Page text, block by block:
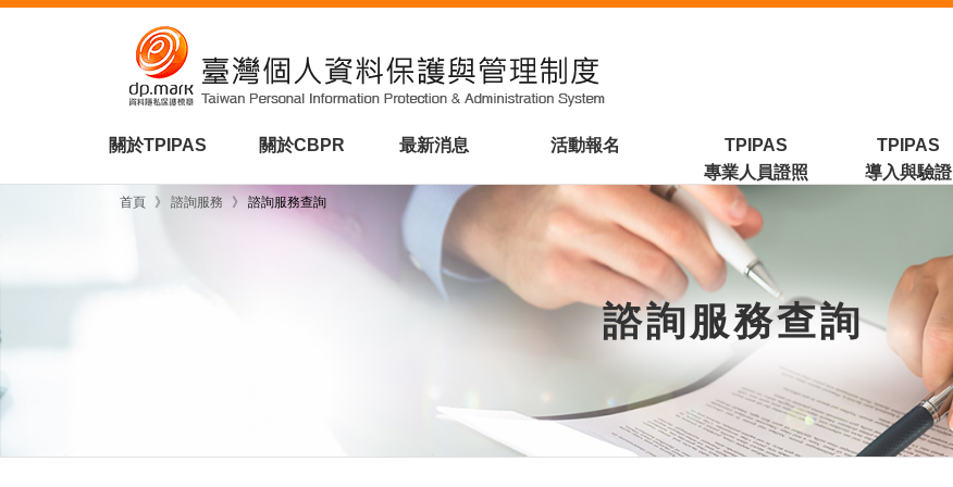
關於TPIPAS 關於CBPR 最新消息 活動報名
TPIPAS
專業人員證照
TPIPAS
導入與驗證
諮詢服務查詢
首頁 》 諮詢服務 》 諮詢服務查詢